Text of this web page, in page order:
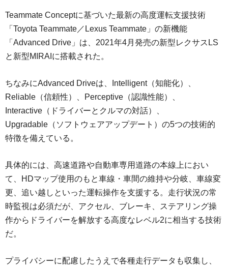
Teammate Conceptに基づいた最新の高度運転支援技術
「Toyota Teammate／Lexus Teammate」の新機能
「Advanced Drive」は、2021年4月発売の新型レクサスLS
と新型MIRAIに搭載された。
ちなみにAdvanced Driveは、Intelligent（知能化）、
Reliable（信頼性）、Perceptive（認識性能）、
Interactive（ドライバーとクルマの対話）、
Upgradable（ソフトウェアアップデート）の5つの技術的
特徴を備えている。
具体的には、高速道路や自動車専用道路の本線上におい
て、HDマップ使用のもと車線・車間の維持や分岐、車線変
更、追い越しといった運転操作を支援する。走行状況の常
時監視は必須だが、アクセル、ブレーキ、ステアリング操
作からドライバーを解放する高度なレベル2に相当する技術
だ。
プライバシーに配慮したうえで各種走行データも収集し、